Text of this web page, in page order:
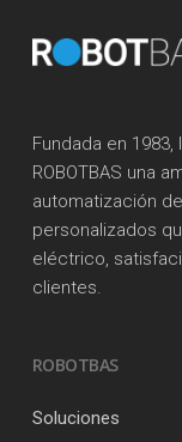
Fundada en
ROBOTBAS una
automatización
personalizados
eléctrico,
clientes.
ROBOTBAS
Soluciones